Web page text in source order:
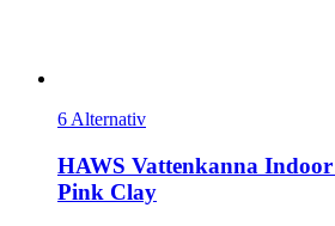
6 Alternativ
HAWS Vattenkanna Indoor
Pink Clay